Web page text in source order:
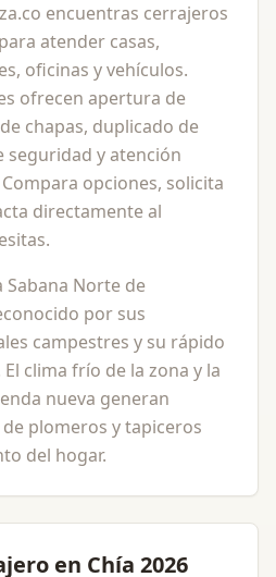
encuentras cerrajeros
atender casas,
oficinas y vehículos.
ofrecen apertura de
chapas, duplicado de
seguridad y atención
opciones, solicita
directamente al
Sabana Norte de
por sus
campestres y su rápido
clima frío de la zona y la
nueva generan
plomeros y tapiceros
del hogar.
en Chía 2026